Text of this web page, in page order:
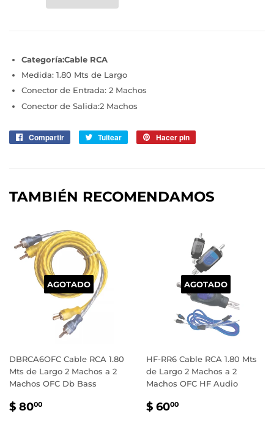
Categoría:Cable RCA
Medida: 1.80 Mts de Largo
Conector de Entrada: 2 Machos
Conector de Salida:2 Machos
Compartir
CompartirTuitear
Tuitear Hacer pin
TAMBIÉN RECOMENDAMOS
AGOTADO
DBRCA6OFC Cable RCA 1.80
Mts de Largo 2 Machos a 2
Machos OFC Db Bass
PRECIO
$ 8000
AGOTADO
HF-RR6 Cable RCA 1.80 Mts
de Largo 2 Machos a 2
Machos OFC HF Audio
PRECIO
$ 6000